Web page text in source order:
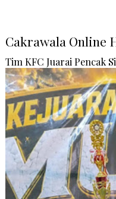
Cakrawala Online
Tim KFC Juarai Pencak